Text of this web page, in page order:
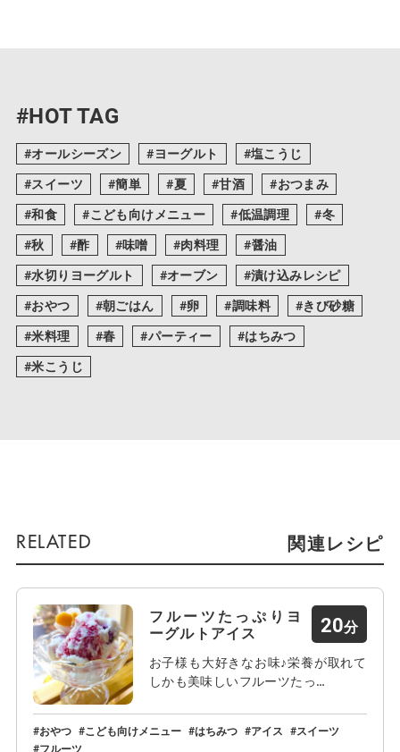
#HOT TAG
オールシーズン ヨーグルト
塩こうじ
スイーツ
簡単 夏 甘酒
おつまみ
和食
こども向けメニュー 低温調理
冬
秋
酢 味噌 肉料理
醤油
水切りヨーグルト
オーブン
漬け込みレシピ
おやつ
朝ごはん 卵 調味料
きび砂糖
米料理
春 パーティー
はちみつ
米こうじ
関連レシピ
フルーツたっぷりヨ
ーグルトアイス
20
お子様も大好きなお味♪栄養が取れて
しかも美味しいフルーツたっ…
おやつ こども向けメニュー はちみつ アイス
スイーツ
フルーツ